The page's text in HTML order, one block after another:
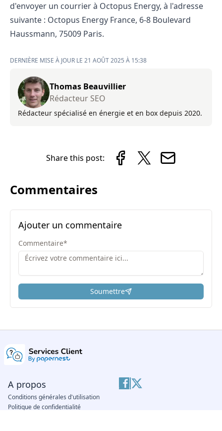
d'envoyer un courrier à Octopus Energy, à l'adresse
suivante : Octopus Energy France, 6-8 Boulevard
Haussmann, 75009 Paris.
DERNIÈRE MISE À JOUR LE 21 AOÛT 2025 À 15:38
Thomas Beauvillier
Rédacteur SEO
Rédacteur spécialisé en énergie et en box depuis 2020.
Share this post:
Commentaires
Ajouter un commentaire
Commentaire*
Soumettre
A propos
Conditions générales d'utilisation
Politique de confidentialité